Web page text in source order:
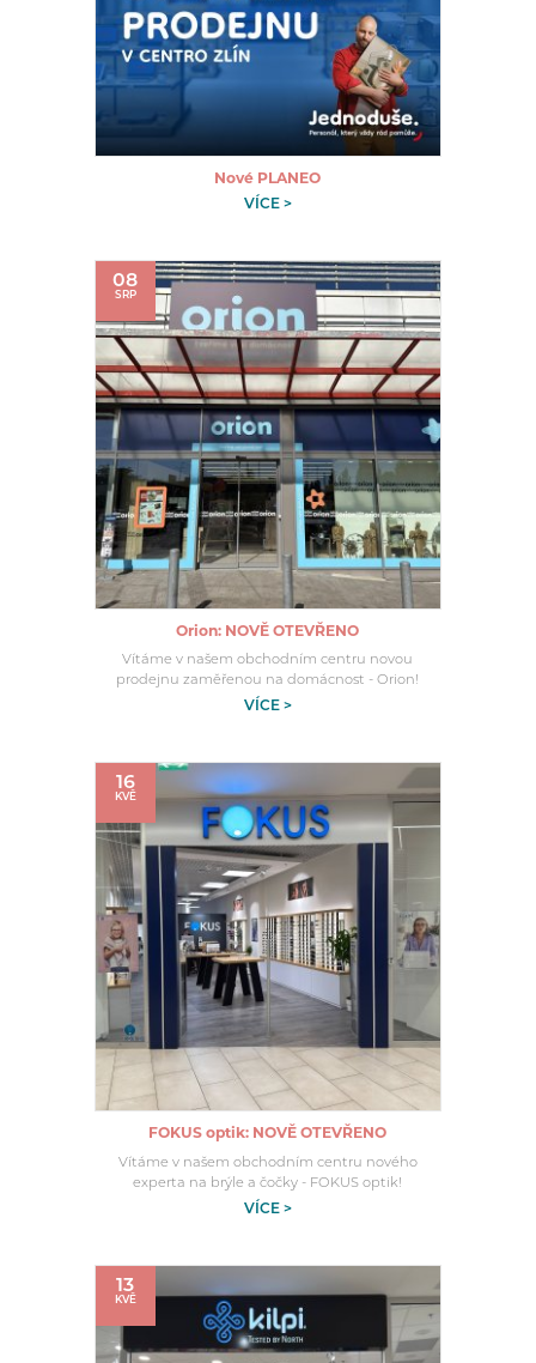
Nové PLANEO
VÍCE >
08
SRP
Orion: NOVĚ OTEVŘENO
Vítáme v našem obchodním centru novou
prodejnu zaměřenou na domácnost - Orion!
VÍCE >
16
KVĚ
FOKUS optik: NOVĚ OTEVŘENO
Vítáme v našem obchodním centru nového
experta na brýle a čočky - FOKUS optik!
VÍCE >
13
KVĚ